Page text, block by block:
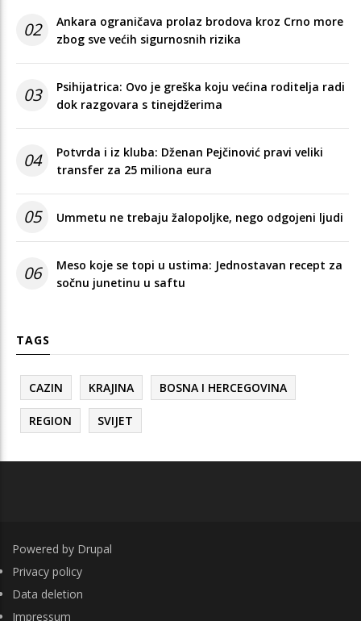
02
Ankara ograničava prolaz brodova kroz Crno more
zbog sve većih sigurnosnih rizika
03
Psihijatrica: Ovo je greška koju većina roditelja radi
dok razgovara s tinejdžerima
04
Potvrda i iz kluba: Dženan Pejčinović pravi veliki
transfer za 25 miliona eura
05 Ummetu ne trebaju žalopoljke, nego odgojeni ljudi
06
Meso koje se topi u ustima: Jednostavan recept za
sočnu junetinu u saftu
TAGS
CAZIN KRAJINA BOSNA I HERCEGOVINA
REGION SVIJET
Powered by Drupal
FOOTER
Privacy policy
Data deletion
Impressum